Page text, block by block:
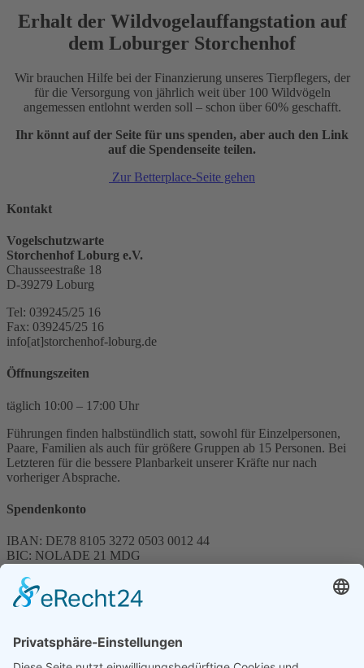
Erhalt der Wildvogelauffangstation auf
dem Loburger Storchenhof
Wir brauchen Hilfe bei der Finanzierung unseres Tierpflegers, der
für die Versorgung von jährlich weit über 100 Wildvögeln
angemessen entlohnt werden soll – schon über 60% geschafft.
Ihr könnt auf der Seite für uns spenden, aber auch den Link
auf die Spendenseite teilen.
Zur Betterplace-Seite gehen
Kontakt
Vogelschutzwarte
Storchenhof Loburg e.V.
Chausseestraße 18
D-39279 Loburg
Tel: 039245/25 16
Fax: 039245/25 16
info[at]storchenhof-loburg.de
Öffnungszeiten
täglich 10:00 – 17:00 Uhr
Führungen finden halbstündlich statt, sowohl für Einzelpersonen,
Paare, Familien als auch für größere Gruppen ab 15 Personen. Bei
Letzteren für die bessere Planbarkeit unserer Kräfte nur nach
vorheriger Absprache.
Spendenkonto
IBAN: DE78 8105 3272 0503 0012 44
BIC: NOLADE 21 MDG
Spenden können steuerlich abgesetzt werden
Förderung